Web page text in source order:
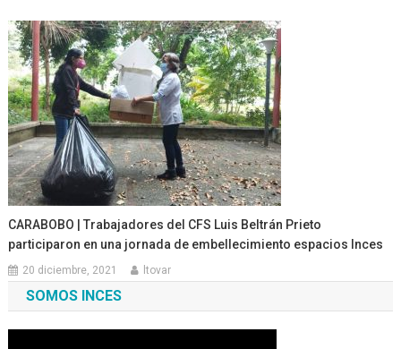
CARABOBO | Trabajadores del CFS Luis Beltrán Prieto
participaron en una jornada de embellecimiento espacios Inces
20 diciembre, 2021 ltovar
SOMOS INCES